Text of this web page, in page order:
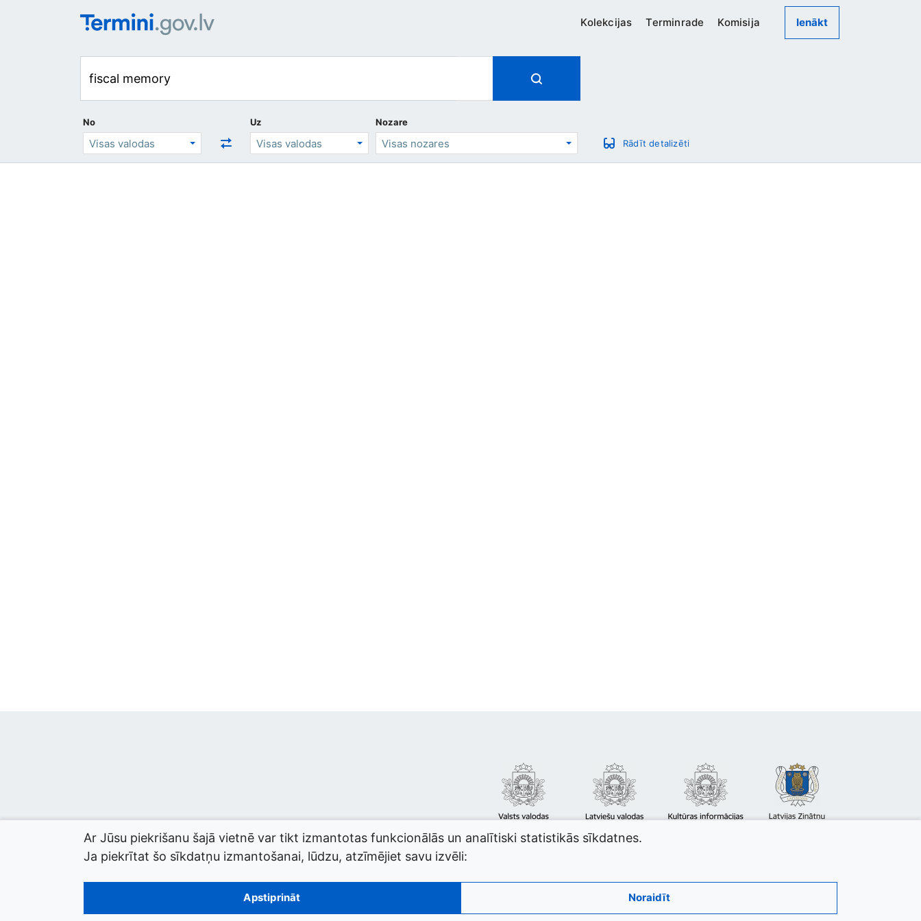
Kolekcijas Terminrade Komisija Ienākt
No Uz
Nozare
Rādīt detalizēti
© 2026 termini.gov.lv. Izstrādātājs:
Ar Jūsu piekrišanu šajā vietnē var tikt izmantotas funkcionālās un analītiski statistikās sīkdatnes.
Ja piekrītat šo sīkdatņu izmantošanai, lūdzu, atzīmējiet savu izvēli:
Apstiprināt Noraidīt